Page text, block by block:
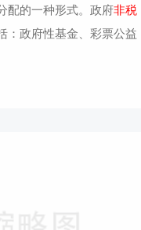
配的一种形式。政府非税
：政府性基金、彩票公益